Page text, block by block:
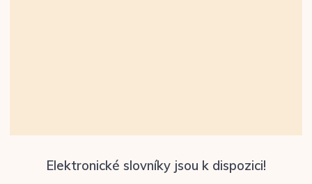
Elektronické slovníky jsou k dispozici!